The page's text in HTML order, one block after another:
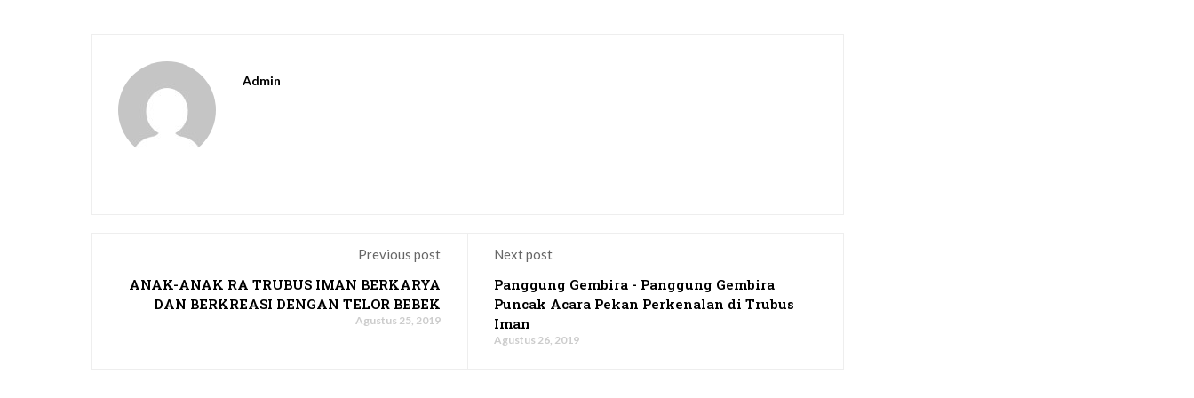
Admin
Previous post
ANAK-ANAK RA TRUBUS IMAN BERKARYA
DAN BERKREASI DENGAN TELOR BEBEK
Agustus 25, 2019
Next post
Panggung Gembira - Panggung Gembira
Puncak Acara Pekan Perkenalan di Trubus
Iman
Agustus 26, 2019